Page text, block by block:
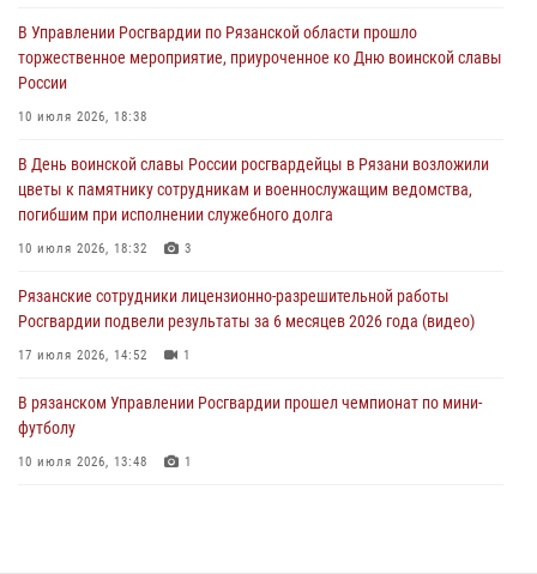
В Управлении Росгвардии по Рязанской области состоялось
награждение военнослужащих государственными наградами
29 июля 2026, 15:49
Рязанским росгвардейцам провели лекции о Крещении Руси
28 июля 2026, 09:22 1
При силовой поддержке ОМОН житель Касимовского округа лишён
законодательства
27 июля 2026, 15:26
В Управлении Росгвардии по Рязанской области прошло
торжественное мероприятие, приуроченное ко Дню воинской славы
России
10 июля 2026, 18:38
В День воинской славы России росгвардейцы в Рязани возложили
цветы к памятнику сотрудникам и военнослужащим ведомства,
погибшим при исполнении служебного долга
10 июля 2026, 18:32 3
Рязанские сотрудники лицензионно-разрешительной работы
Росгвардии подвели результаты за 6 месяцев 2026 года (видео)
17 июля 2026, 14:52 1
В рязанском Управлении Росгвардии прошел чемпионат по мини-
футболу
10 июля 2026, 13:48 1